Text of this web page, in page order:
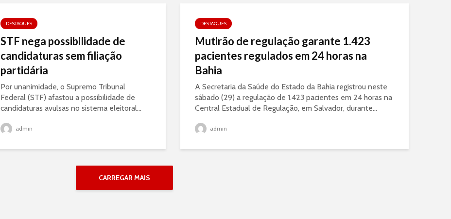
DESTAQUES
STF nega possibilidade de
candidaturas sem filiação
partidária
Por unanimidade, o Supremo Tribunal
Federal (STF) afastou a possibilidade de
candidaturas avulsas no sistema eleitoral...
admin
DESTAQUES
Mutirão de regulação garante 1.423
pacientes regulados em 24 horas na
Bahia
A Secretaria da Saúde do Estado da Bahia registrou neste
sábado (29) a regulação de 1.423 pacientes em 24 horas na
Central Estadual de Regulação, em Salvador, durante...
admin
CARREGAR MAIS